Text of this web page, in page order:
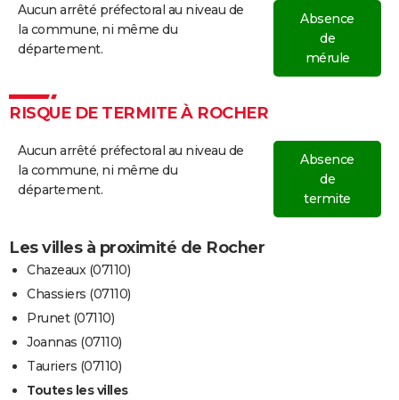
Aucun arrêté préfectoral au niveau de
la commune, ni même du
département.
Absence
de
mérule
RISQUE DE TERMITE À ROCHER
Aucun arrêté préfectoral au niveau de
la commune, ni même du
département.
Absence
de
termite
Les villes à proximité de Rocher
Chazeaux (07110)
Chassiers (07110)
Prunet (07110)
Joannas (07110)
Tauriers (07110)
Toutes les villes